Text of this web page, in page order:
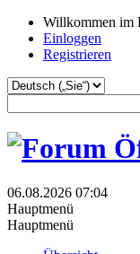
Willkommen im
Einloggen
Registrieren
06.08.2026 07:04
Hauptmenü
Hauptmenü